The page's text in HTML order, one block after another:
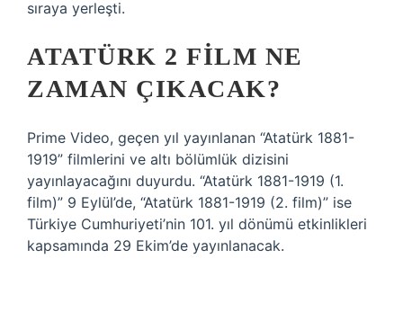
sıraya yerleşti.
ATATÜRK 2 FILM NE
ZAMAN ÇIKACAK?
Prime Video, geçen yıl yayınlanan “Atatürk 1881-
1919” filmlerini ve altı bölümlük dizisini
yayınlayacağını duyurdu. “Atatürk 1881-1919 (1.
film)” 9 Eylül’de, “Atatürk 1881-1919 (2. film)” ise
Türkiye Cumhuriyeti’nin 101. yıl dönümü etkinlikleri
kapsamında 29 Ekim’de yayınlanacak.